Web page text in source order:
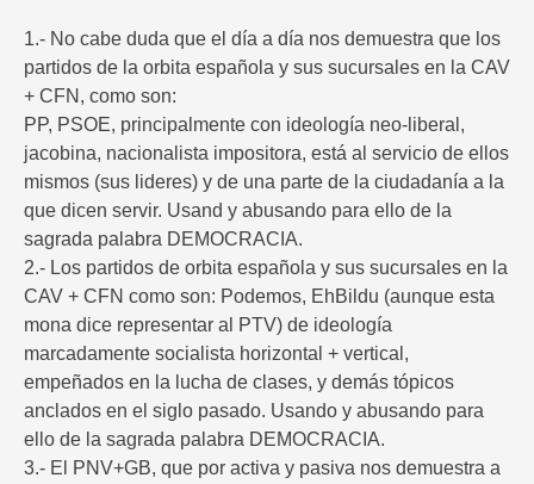
1.- No cabe duda que el día a día nos demuestra que los
partidos de la orbita española y sus sucursales en la CAV
+ CFN, como son:
PP, PSOE, principalmente con ideología neo-liberal,
jacobina, nacionalista impositora, está al servicio de ellos
mismos (sus lideres) y de una parte de la ciudadanía a la
que dicen servir. Usand y abusando para ello de la
sagrada palabra DEMOCRACIA.
2.- Los partidos de orbita española y sus sucursales en la
CAV + CFN como son: Podemos, EhBildu (aunque esta
mona dice representar al PTV) de ideología
marcadamente socialista horizontal + vertical,
empeñados en la lucha de clases, y demás tópicos
anclados en el siglo pasado. Usando y abusando para
ello de la sagrada palabra DEMOCRACIA.
3.- El PNV+GB, que por activa y pasiva nos demuestra a